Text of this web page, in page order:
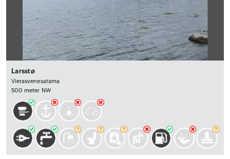
Larsstø
Vierasvenesatama
500 meter NW